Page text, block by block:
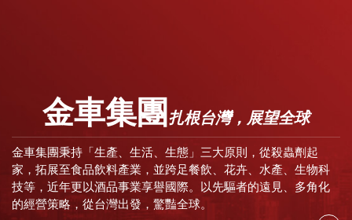
金車集團扎根台灣，展望全球
金車集團秉持「生產、生活、生態」三大原則，從殺蟲劑起
家，拓展至食品飲料產業，並跨足餐飲、花卉、水產、生物科
技等，近年更以酒品事業享譽國際。以先驅者的遠見、多角化
的經營策略，從台灣出發，驚豔全球。